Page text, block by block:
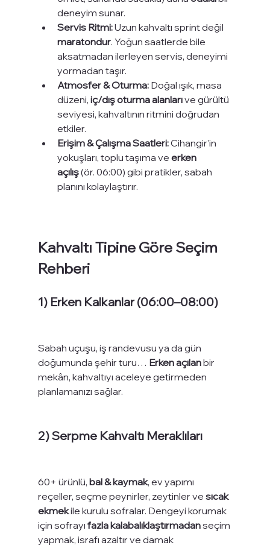
deneyim sunar.
Servis Ritmi: Uzun kahvaltı sprint değil
maratondur. Yoğun saatlerde bile
aksatmadan ilerleyen servis, deneyimi
yormadan taşır.
Atmosfer & Oturma: Doğal ışık, masa
düzeni, iç/dış oturma alanları ve gürültü
seviyesi, kahvaltının ritmini doğrudan
etkiler.
Erişim & Çalışma Saatleri: Cihangir’in
yokuşları, toplu taşıma ve erken
açılış (ör. 06:00) gibi pratikler, sabah
planını kolaylaştırır.
Kahvaltı Tipine Göre Seçim
Rehberi
1) Erken Kalkanlar (06:00–08:00)
Sabah uçuşu, iş randevusu ya da gün
doğumunda şehir turu… Erken açılan bir
mekân, kahvaltıyı aceleye getirmeden
planlamanızı sağlar.
2) Serpme Kahvaltı Meraklıları
60+ ürünlü, bal & kaymak, ev yapımı
reçeller, seçme peynirler, zeytinler ve sıcak
ekmek ile kurulu sofralar. Dengeyi korumak
için sofrayı fazla kalabalıklaştırmadan seçim
yapmak, israfı azaltır ve damak